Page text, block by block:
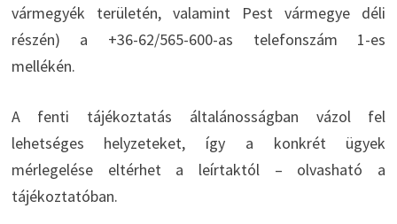
vármegyék területén, valamint Pest vármegye déli
részén) a +36-62/565-600-as telefonszám 1-es
mellékén.
A fenti tájékoztatás általánosságban vázol fel
lehetséges helyzeteket, így a konkrét ügyek
mérlegelése eltérhet a leírtaktól – olvasható a
tájékoztatóban.